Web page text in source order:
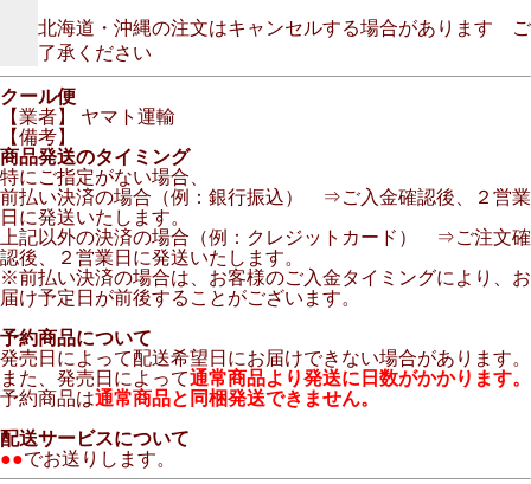
北海道・沖縄の注文はキャンセルする場合があります ご
了承ください
クール便
【業者】 ヤマト運輸
【備考】
商品発送のタイミング
特にご指定がない場合、
前払い決済の場合（例：銀行振込） ⇒ご入金確認後、２営業
日に発送いたします。
上記以外の決済の場合（例：クレジットカード） ⇒ご注文確
認後、２営業日に発送いたします。
※前払い決済の場合は、お客様のご入金タイミングにより、お
届け予定日が前後することがございます。
予約商品について
発売日によって配送希望日にお届けできない場合があります。
また、発売日によって通常商品より発送に日数がかかります。
予約商品は通常商品と同梱発送できません。
配送サービスについて
●●でお送りします。